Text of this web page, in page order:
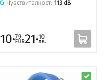
Чувствителност: 113 dB
10·79
EUR21·10
лв.